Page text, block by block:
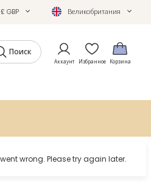
£ GBP Великобритания
Поиск
Аккаунт Избранное Корзина